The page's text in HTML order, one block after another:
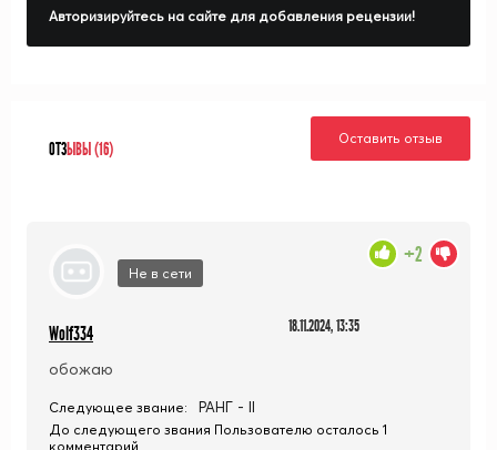
Авторизируйтесь на сайте для добавления рецензии!
ОТЗЫВЫ (16)
Оставить отзыв
Не в сети
Wolf334 18.11.2024, 13:35
обожаю
+2
Следующее звание: РАНГ - II
До следующего звания Пользователю осталось 1
комментарий